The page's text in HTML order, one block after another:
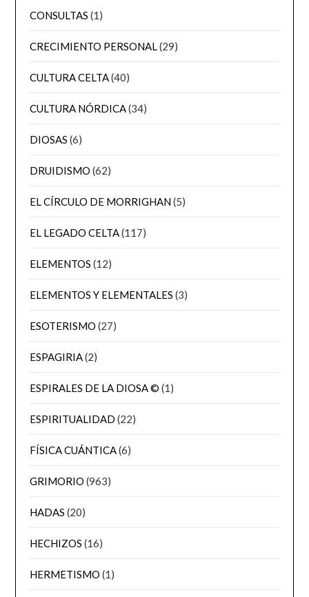
CONSULTAS (1)
CRECIMIENTO PERSONAL(29)
CULTURA CELTA(40)
CULTURA NÓRDICA(34)
DIOSAS (6)
DRUIDISMO (62)
EL CÍRCULO DE MORRIGHAN(5)
EL LEGADO CELTA(117)
ELEMENTOS (12)
ELEMENTOS Y ELEMENTALES (3)
ESOTERISMO (27)
ESPAGIRIA(2)
ESPIRALES DE LA DIOSA © (1)
ESPIRITUALIDAD (22)
FÍSICA CUÁNTICA(6)
GRIMORIO (963)
HADAS (20)
HECHIZOS (16)
HERMETISMO (1)